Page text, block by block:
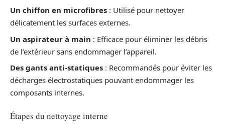
Un chiffon en microfibres : Utilisé pour nettoyer
délicatement les surfaces externes.
Un aspirateur à main : Efficace pour éliminer les débris
de l’extérieur sans endommager l’appareil.
Des gants anti-statiques : Recommandés pour éviter les
décharges électrostatiques pouvant endommager les
composants internes.
Étapes du nettoyage interne